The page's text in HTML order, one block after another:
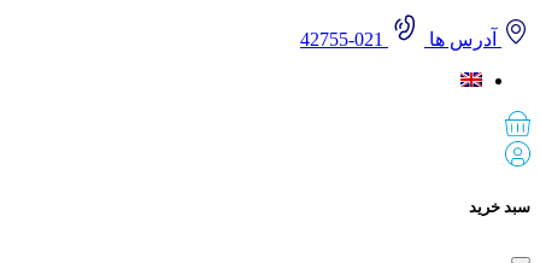
آدرس ها
خرید